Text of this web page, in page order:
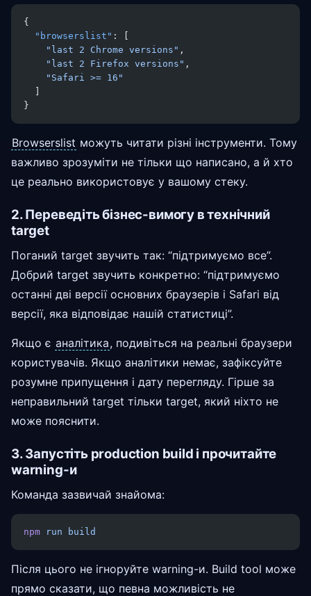
{
  "browserslist"
: [
    "last 2 Chrome versions"
,
    "last 2 Firefox versions"
,
    "Safari >= 16"
}
Browserslist можуть читати різні інструменти. Тому
важливо зрозуміти не тільки що написано, а й хто
це реально використовує у вашому стеку.
2. Переведіть бізнес-вимогу в технічний
target
Поганий target звучить так: “підтримуємо все”.
Добрий target звучить конкретно: “підтримуємо
останні дві версії основних браузерів і Safari від
версії, яка відповідає нашій статистиці”.
Якщо є аналітика, подивіться на реальні браузери
користувачів. Якщо аналітики немає, зафіксуйте
розумне припущення і дату перегляду. Гірше за
неправильний target тільки target, який ніхто не
може пояснити.
3. Запустіть production build і прочитайте
warning-и
Команда зазвичай знайома:
npm run build
Після цього не ігноруйте warning-и. Build tool може
прямо сказати, що певна можливість не